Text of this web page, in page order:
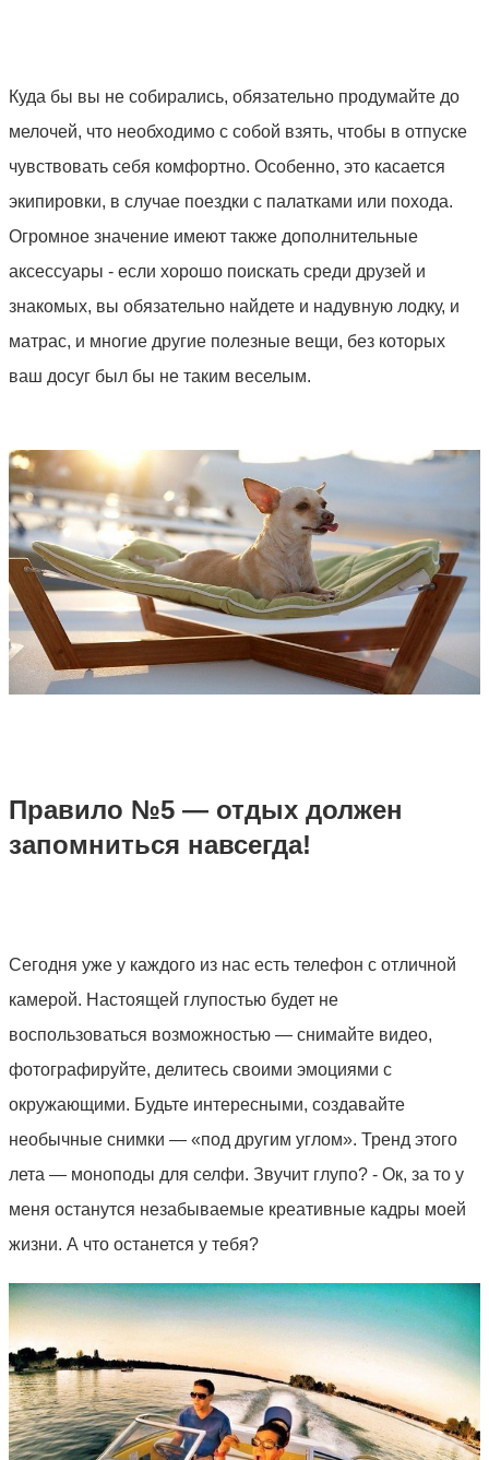
Куда бы вы не собирались, обязательно продумайте до
мелочей, что необходимо с собой взять, чтобы в отпуске
чувствовать себя комфортно. Особенно, это касается
экипировки, в случае поездки с палатками или похода.
Огромное значение имеют также дополнительные
аксессуары - если хорошо поискать среди друзей и
знакомых, вы обязательно найдете и надувную лодку, и
матрас, и многие другие полезные вещи, без которых
ваш досуг был бы не таким веселым.
Правило №5 — отдых должен
запомниться навсегда!
Сегодня уже у каждого из нас есть телефон с отличной
камерой. Настоящей глупостью будет не
воспользоваться возможностью — снимайте видео,
фотографируйте, делитесь своими эмоциями с
окружающими. Будьте интересными, создавайте
необычные снимки — «под другим углом». Тренд этого
лета — моноподы для селфи. Звучит глупо? - Ок, за то у
меня останутся незабываемые креативные кадры моей
жизни. А что останется у тебя?